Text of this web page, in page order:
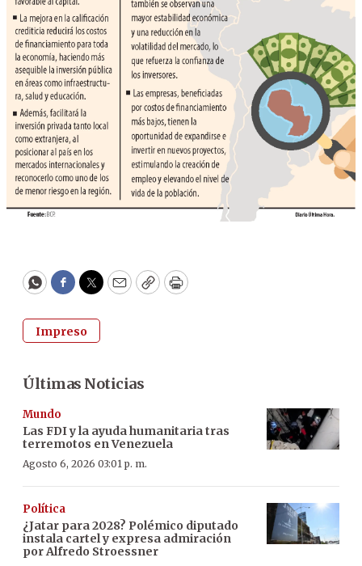
WhatsApp
Facebook
Twitter
EmailCopyPrint
Impreso
Últimas Noticias
Mundo
Las FDI y la ayuda humanitaria tras
terremotos en Venezuela
Agosto 6, 2026 03:01 p. m.
Política
¿Jatar para 2028? Polémico diputado
instala cartel y expresa admiración
por Alfredo Stroessner